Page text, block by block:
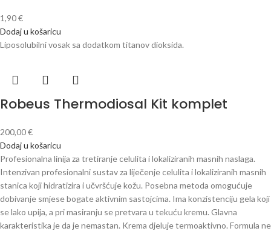
1,90€
Dodaj u košaricu
Liposolubilni vosak sa dodatkom titanov dioksida.
Robeus Thermodiosal Kit komplet
200,00€
Dodaj u košaricu
Profesionalna linija za tretiranje celulita i lokaliziranih masnih naslaga.
Intenzivan profesionalni sustav za liječenje celulita i lokaliziranih masnih
stanica koji hidratizira i učvršćuje kožu. Posebna metoda omogućuje
dobivanje smjese bogate aktivnim sastojcima. Ima konzistenciju gela koji
se lako upija, a pri masiranju se pretvara u tekuću kremu. Glavna
karakteristika je da je nemastan. Krema djeluje termoaktivno. Formula ne